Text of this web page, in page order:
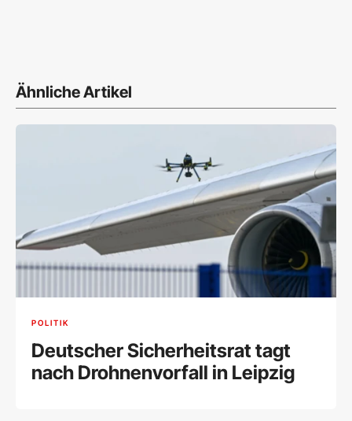
Ähnliche Artikel
POLITIK
Deutscher Sicherheitsrat tagt
nach Drohnenvorfall in Leipzig